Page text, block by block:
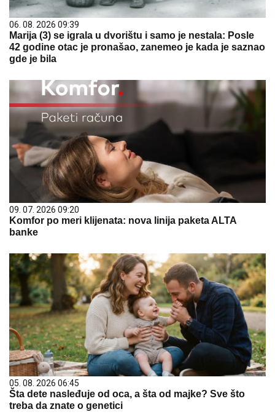
06. 08. 2026 09:39
Marija (3) se igrala u dvorištu i samo je nestala: Posle
42 godine otac je pronašao, zanemeo je kada je saznao
gde je bila
09. 07. 2026 09:20
Komfor po meri klijenata: nova linija paketa ALTA
banke
05. 08. 2026 06:45
Šta dete nasleđuje od oca, a šta od majke? Sve što
treba da znate o genetici